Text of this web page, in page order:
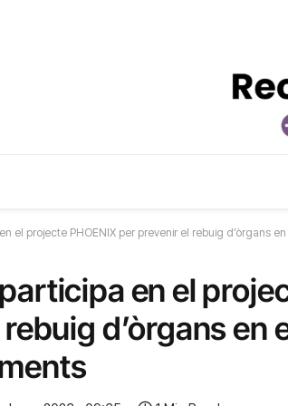
en el projecte PHOENIX per prevenir el rebuig d’òrgans
participa en el
d’òrgans en